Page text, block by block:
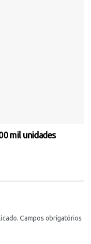
mil unidades
Campos obrigatórios